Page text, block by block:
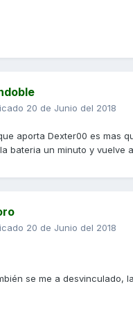
20 de Junio del 2018
aporta Dexter00 es mas
bateria un minuto y vuelve
20 de Junio del 2018
se me a desvinculado,